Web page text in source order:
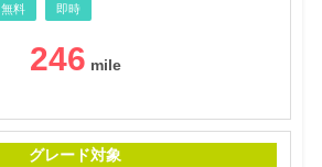
無料 即時
246
グレード対象